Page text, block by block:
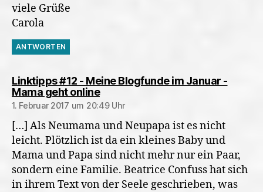
viele Grüße
Carola
ANTWORTEN
Linktipps #12 - Meine Blogfunde im Januar -
Mama geht onlinesagt:
1. Februar 2017 um 20:49 Uhr
[…] Als Neumama und Neupapa ist es nicht
leicht. Plötzlich ist da ein kleines Baby und
Mama und Papa sind nicht mehr nur ein Paar,
sondern eine Familie. Beatrice Confuss hat sich
in ihrem Text von der Seele geschrieben, was